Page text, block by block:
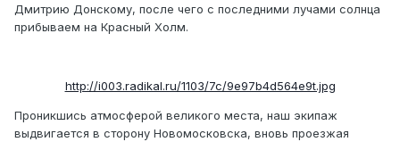
Дмитрию Донскому, после чего с последними лучами солнца
прибываем на Красный Холм.
http://i003.radikal.ru/1103/7c/9e97b4d564e9t.jpg
Проникшись атмосферой великого места, наш экипаж
выдвигается в сторону Новомосковска, вновь проезжая